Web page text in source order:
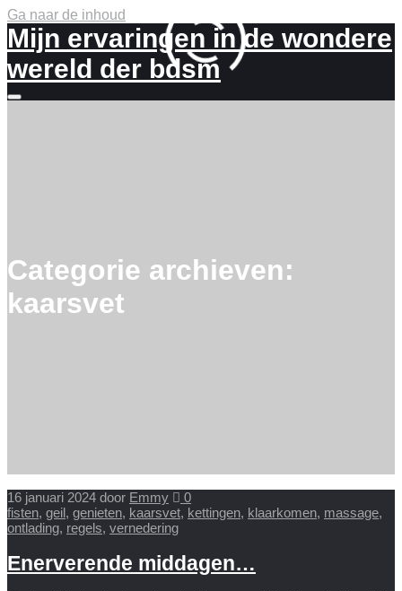
Ga naar de inhoud
Mijn ervaringen in de wondere
wereld der bdsm
Meer
Categorie archieven:
kaarsvet
16 januari 2024 door Emmy
0
fisten, geil, genieten, kaarsvet, kettingen, klaarkomen, massage,
ontlading, regels, vernedering
Enerverende middagen…